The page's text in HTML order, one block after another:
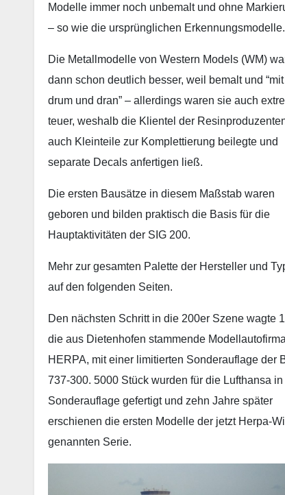
Modelle immer noch unbemalt und ohne
– so wie die ursprünglichen Erkennungsmodelle.
Die Metallmodelle von Western Models (WM)
dann schon deutlich besser, weil bemalt und
drum und dran” – allerdings waren sie auch
teuer, weshalb die Klientel der
auch Kleinteile zur Komplettierung beilegte und
separate Decals anfertigen ließ.
Die ersten Bausätze in diesem Maßstab waren
geboren und bilden praktisch die Basis für die
Hauptaktivitäten der SIG 200.
Mehr zur gesamten Palette der Hersteller und
auf den folgenden Seiten.
Den nächsten Schritt in die 200er Szene wagte
die aus Dietenhofen stammende Modellautofirma
HERPA, mit einer limitierten Sonderauflage der
737-300. 5000 Stück wurden für die Lufthansa
Sonderauflage gefertigt und zehn Jahre später
erschienen die ersten Modelle der jetzt Herpa-
genannten Serie.